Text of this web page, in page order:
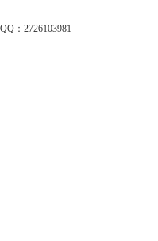
QQ：2726103981